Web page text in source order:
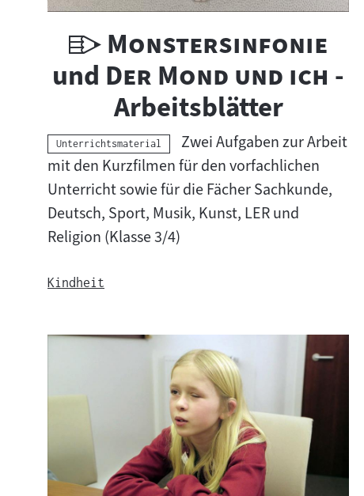
e
r
i
a
l
:
U
n
t
e
r
r
i
t
e
"
Monstersinfonie
und "
Der Mond und ich "
-
Arbeitsblätter
Kategorie:
Unterrichtsmaterial
Zwei Aufgaben zur Arbeit
mit den Kurzfilmen für den vorfachlichen
Unterricht sowie für die Fächer Sachkunde,
Deutsch, Sport, Musik, Kunst, LER und
Religion (Klasse 3/4)
Kindheit